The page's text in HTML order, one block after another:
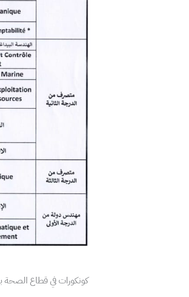
كونكورات في قطاع الصحة